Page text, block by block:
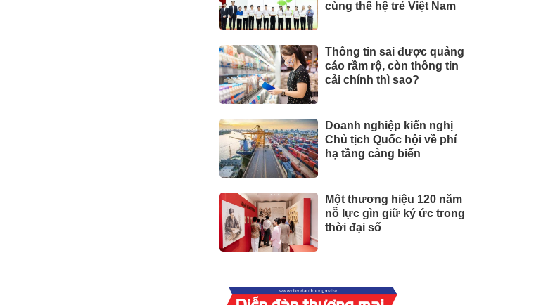
cùng thế hệ trẻ Việt Nam
Thông tin sai được quảng
cáo rầm rộ, còn thông tin
cải chính thì sao?
Doanh nghiệp kiến nghị
Chủ tịch Quốc hội về phí
hạ tầng cảng biển
Một thương hiệu 120 năm
nỗ lực gìn giữ ký ức trong
thời đại số